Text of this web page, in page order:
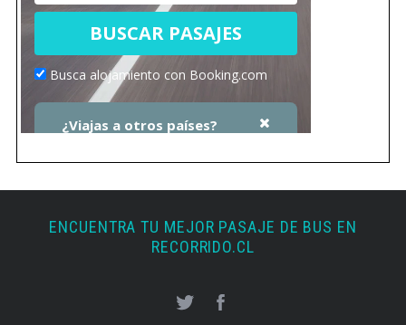
ENCUENTRA TU MEJOR PASAJE DE BUS EN
RECORRIDO.CL